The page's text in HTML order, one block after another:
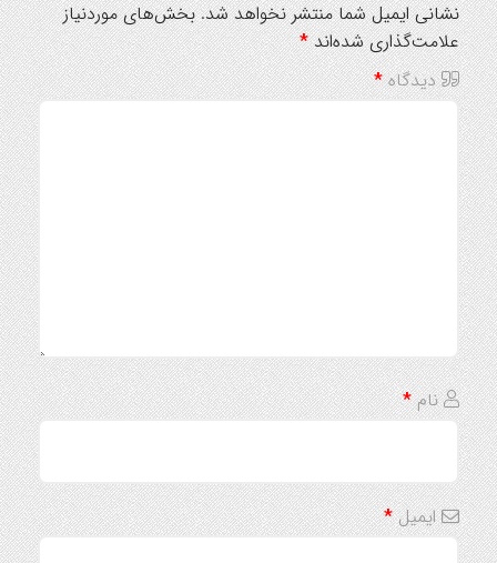
نشانی ایمیل شما منتشر نخواهد شد. بخش‌های موردنیاز
علامت‌گذاری شده‌اند*
دیدگاه*
نام*
ایمیل*